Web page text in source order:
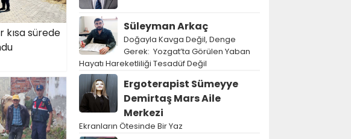
kısa sürede
Süleyman Arkaç
Doğayla Kavga Değil, Denge
Gerek: Yozgat’ta Görülen Yaban
Hayatı Hareketliliği Tesadüf Değil
Ergoterapist Sümeyye
Demirtaş Mars Aile
Merkezi
Ekranların Ötesinde Bir Yaz